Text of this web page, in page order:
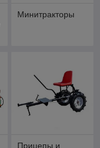
Минитракторы
Прицепы и